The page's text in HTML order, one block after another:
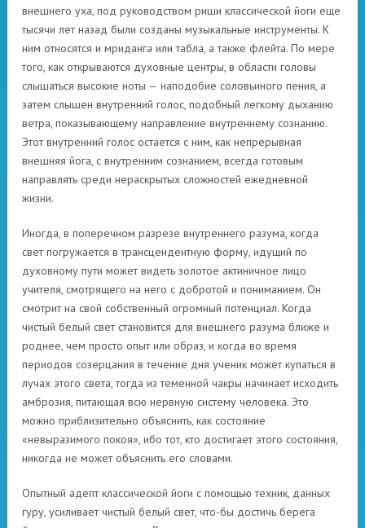
внешнего уха, под руководством риши классической йоги еще
тысячи лет назад были созданы музыкальные инструменты. К
ним относятся и мриданга или табла, а также флейта. По мере
того, как открываются духовные центры, в области головы
слышаться высокие ноты — наподобие соловьиного пения, а
затем слышен внутренний голос, подобный легкому дыханию
ветра, показывающему направление внутреннему сознанию.
Этот внутренний голос остается с ним, как непрерывная
внешняя йога, с внутренним сознанием, всегда готовым
направлять среди нераскрытых сложностей ежедневной
жизни.
Иногда, в поперечном разрезе внутреннего разума, когда
свет погружается в трансцендентную форму, идущий по
духовному пути может видеть золотое актиничное лицо
учителя, смотрящего на него с добротой и пониманием. Он
смотрит на свой собственный огромный потенциал. Когда
чистый белый свет становится для внешнего разума ближе и
роднее, чем просто опыт или образ, и когда во время
периодов созерцания в течение дня ученик может купаться в
лучах этого света, тогда из теменной чакры начинает исходить
амброзия, питающая всю нервную систему человека. Это
можно приблизительно объяснить, как состояние
«невыразимого покоя», ибо тот, кто достигает этого состояния,
никогда не может объяснить его словами.
Опытный адепт классической йоги с помощью техник, данных
гуру, усиливает чистый белый свет, что-бы достичь берега